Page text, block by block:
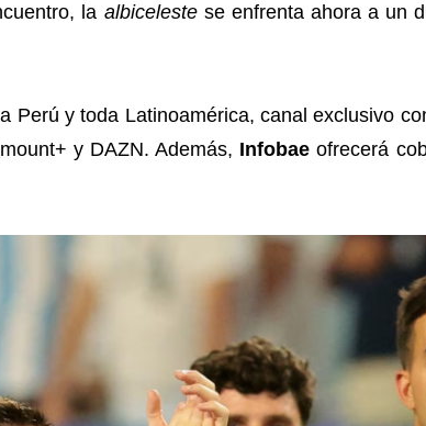
la albicelestese enfrenta ahora a un
Perú y toda Latinoamérica, canal exclusivo
y DAZN. Además, Infobae ofrecerá